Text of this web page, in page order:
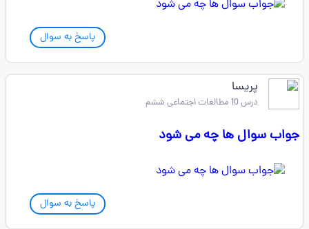
پاسخ به سوال
پریسا
درس 10 مطالعات اجتماعی ششم
جواب سوال ها چه می شود
پاسخ به سوال